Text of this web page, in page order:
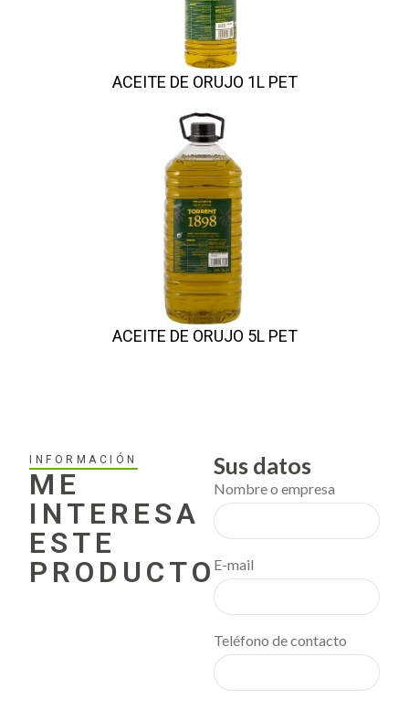
ACEITE DE ORUJO 1L PET
ACEITE DE ORUJO 5L PET
INFORMACIÓN
ME
INTERESA
ESTE
PRODUCTO
Sus datos
Nombre o empresa
E-mail
Teléfono de contacto